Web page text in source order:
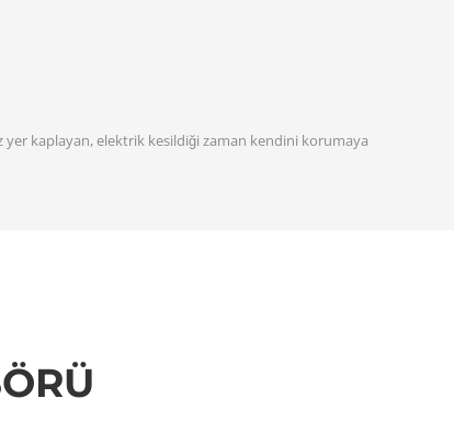
yer kaplayan, elektrik kesildiği zaman kendini korumaya